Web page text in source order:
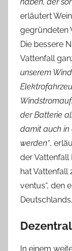
erläutert
gegründeten
Die bessere
Vattenfall
unserem
der Batterie
damit auch in
werden“,
der Vattenfall
hat Vattenfall
ventus“, den
In einem